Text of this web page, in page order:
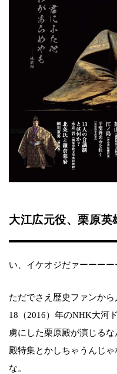
大江広元役、栗原英
い、イケオジだァーーーー
ただでさえ歴史ファンか
18（2016）年のNHK大河
虜にした栗原殿が演じる
殿特集とかしちゃうんじ
な。